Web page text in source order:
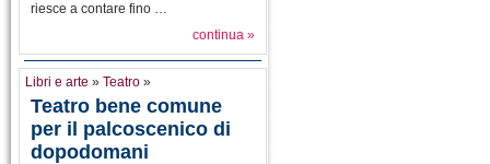
riesce a contare fino …
continua »
Libri e arte » Teatro »
Teatro bene comune
per il palcoscenico di
dopodomani